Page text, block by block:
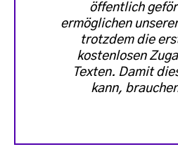
öffentlich
ermöglichen
trotzdem die
kostenlosen
Texten. Damit
kann,